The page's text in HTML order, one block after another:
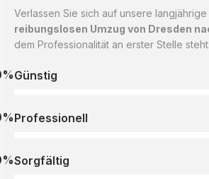
Verlassen Sie sich auf unsere
reibungslosen Umzug von Dresden
dem Professionalität an erster Stelle steht.
Günstig
Professionell
Sorgfältig